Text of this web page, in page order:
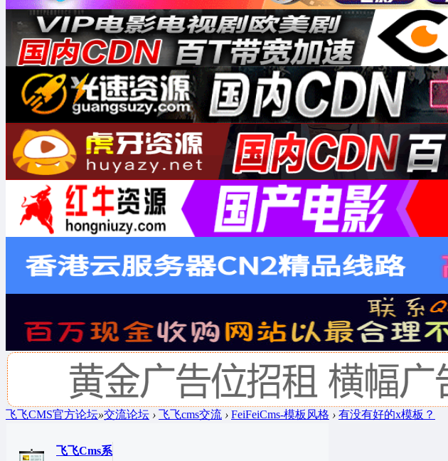
飞飞CMS官方论坛»交流论坛 › 飞飞cms交流 › FeiFeiCms-模板风格 › 有没有好的x模板？
飞飞Cms系